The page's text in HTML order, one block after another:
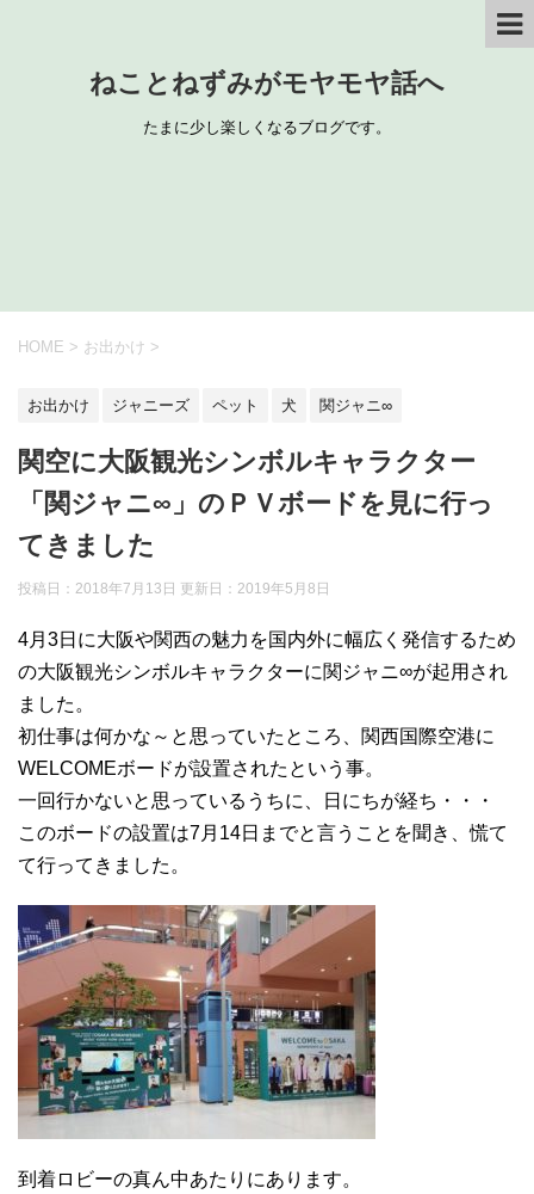
ねことねずみがモヤモヤ話へ
たまに少し楽しくなるブログです。
HOME > お出かけ >
お出かけ ジャニーズ ペット 犬 関ジャニ∞
関空に大阪観光シンボルキャラクター
「関ジャニ∞」のＰＶボードを見に行っ
てきました
投稿日：2018年7月13日 更新日： 2019年5月8日
4月3日に大阪や関西の魅力を国内外に幅広く発信するため
の大阪観光シンボルキャラクターに関ジャニ∞が起用され
ました。
初仕事は何かな～と思っていたところ、関西国際空港に
WELCOMEボードが設置されたという事。
一回行かないと思っているうちに、日にちが経ち・・・
このボードの設置は7月14日までと言うことを聞き、慌て
て行ってきました。
到着ロビーの真ん中あたりにあります。